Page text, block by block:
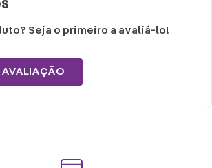
Seja o primeiro a avaliá-lo!
AVALIAÇÃO